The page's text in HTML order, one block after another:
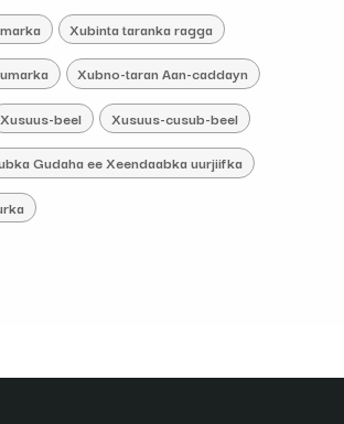
Xubinta taranka ragga
Xubno-taran Aan-caddayn
Xusuus-beel Xusuus-cusub-beel
Gudaha ee Xeendaabka uurjiifka